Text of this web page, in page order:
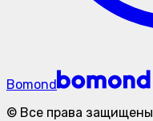
Bomond
© Все права защищены